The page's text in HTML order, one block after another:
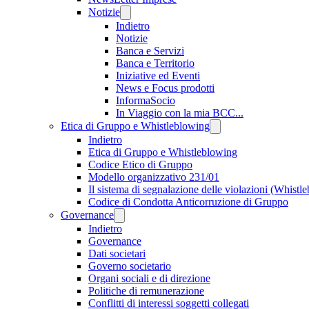
Notizie
Indietro
Notizie
Banca e Servizi
Banca e Territorio
Iniziative ed Eventi
News e Focus prodotti
InformaSocio
In Viaggio con la mia BCC...
Etica di Gruppo e Whistleblowing
Indietro
Etica di Gruppo e Whistleblowing
Codice Etico di Gruppo
Modello organizzativo 231/01
Il sistema di segnalazione delle violazioni
Codice di Condotta Anticorruzione di Gruppo
Governance
Indietro
Governance
Dati societari
Governo societario
Organi sociali e di direzione
Politiche di remunerazione
Conflitti di interessi soggetti collegati